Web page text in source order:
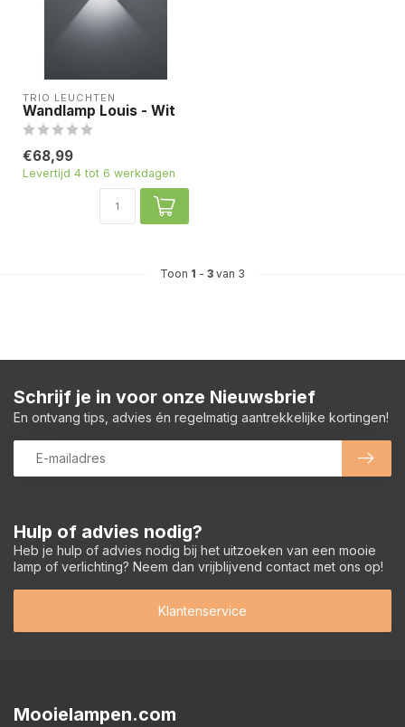
TRIO LEUCHTEN
Wandlamp Louis - Wit
€68,99
Levertijd 4 tot 6 werkdagen
Toon 1 - 3 van 3
Hulp of advies nodig?
Heb je hulp of advies nodig bij het uitzoeken van een mooie
lamp of verlichting? Neem dan vrijblijvend contact met ons op!
Klantenservice
Schrijf je in voor onze Nieuwsbrief
En ontvang tips, advies én regelmatig aantrekkelijke kortingen!
Mooielampen.com